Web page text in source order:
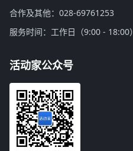
合作及其他：028-69761253
服务时间：工作日（9:00 - 18:00）
活动家公众号